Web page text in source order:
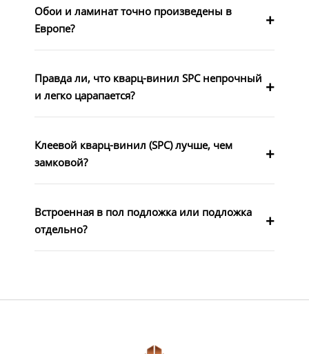
Обои и ламинат точно произведены в
Европе?
Правда ли, что кварц-винил SPC непрочный
и легко царапается?
Клеевой кварц-винил (SPC) лучше, чем
замковой?
Встроенная в пол подложка или подложка
отдельно?